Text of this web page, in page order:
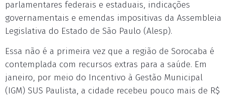
parlamentares federais e estaduais, indicações
governamentais e emendas impositivas da Assembleia
Legislativa do Estado de São Paulo (Alesp).
Essa não é a primeira vez que a região de Sorocaba é
contemplada com recursos extras para a saúde. Em
janeiro, por meio do Incentivo à Gestão Municipal
(IGM) SUS Paulista, a cidade recebeu pouco mais de R$